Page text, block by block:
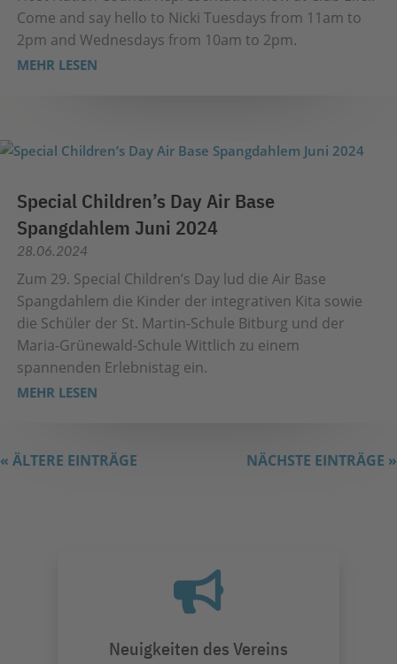
Come and say hello to Nicki Tuesdays from 11am to
2pm and Wednesdays from 10am to 2pm.
MEHR LESEN
Special Children’s Day Air Base
Spangdahlem Juni 2024
28.06.2024
Zum 29. Special Children’s Day lud die Air Base
Spangdahlem die Kinder der integrativen Kita sowie
die Schüler der St. Martin-Schule Bitburg und der
Maria-Grünewald-Schule Wittlich zu einem
spannenden Erlebnistag ein.
MEHR LESEN
« ÄLTERE EINTRÄGE NÄCHSTE EINTRÄGE »

Neuigkeiten des Vereins